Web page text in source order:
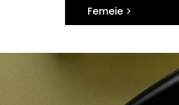
Femeie